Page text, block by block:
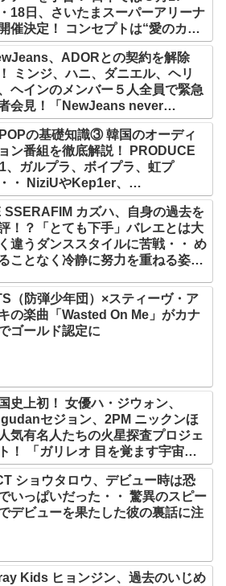
18日、さいたまスーパーアリーナ
催決定！ コンセプトは“愛のカケ
！？ 14日には新アルバム
』もリリース
、ADORとの契約を解除
ミンジ、ハニ、ダニエル、ヘリ
ヘインのメンバー５人全員で緊急
会見！「NewJeans never
」と微笑みの宣言！ ADOR側、
年まで契約有効と主張
の基礎知識③ 韓国のオーディ
ン番組を徹底解説！ PRODUCE
、ガルプラ、ボイプラ、虹プ
・ NiziUやKep1er、
ら人気グループが
と誕生！ JO1やINI、ME:Iを生ん
プまで一挙紹介
SSERAFIM カズハ、自身の過去を
！？「とても下手」バレエとは大
違うダンススタイルに苦戦・・ め
ことなく冷静に努力を重ねる姿に
（防弾少年団）×スティーヴ・ア
の楽曲「Wasted On Me」がカナ
ゴールド認定に
史上初！ 女優ハ・ジウォン、
セジョン、2PM ニックンほ
気有名人たちの火星探査プロジェ
！ 「ガリレオ 目を覚ます宇宙」
10日（水）日本初放送決定
ショウタロウ、デビュー時は恐
いっぱいだった・・ 驚異のスピー
でデビューを果たした彼の裏話に注
Kids ヒョンジン、過去のいじめ